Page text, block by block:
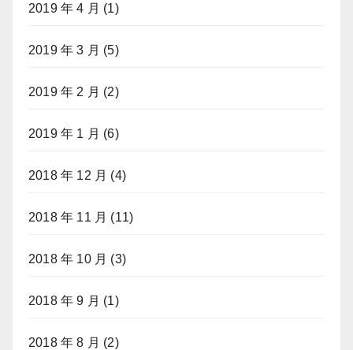
2019 年 4 月 (1)
2019 年 3 月 (5)
2019 年 2 月 (2)
2019 年 1 月 (6)
2018 年 12 月 (4)
2018 年 11 月 (11)
2018 年 10 月 (3)
2018 年 9 月 (1)
2018 年 8 月 (2)